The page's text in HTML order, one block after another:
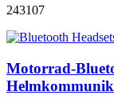
243107
Motorrad-